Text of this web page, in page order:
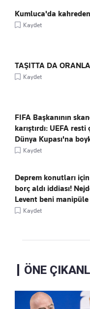
Kumluca'da
Kaydet
TAŞITTA DA
Kaydet
FIFA Başkanının
karıştırdı: UEFA
Dünya Kupası'na
Kaydet
Deprem konutları
borç aldı iddiası!
Levent beni
Kaydet
ÖNE